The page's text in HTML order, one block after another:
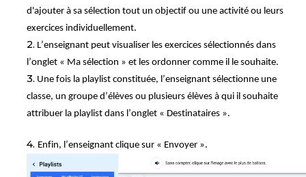
d'ajouter à sa sélection tout un objectif ou une activité ou leurs
exercices individuellement.
2. L’enseignant peut visualiser les exercices sélectionnés dans
l’onglet « Ma sélection » et les ordonner comme il le souhaite.
3. Une fois la playlist constituée, l’enseignant sélectionne une
classe, un groupe d’élèves ou plusieurs élèves à qui il souhaite
attribuer la playlist dans l’onglet « Destinataires ».
4. Enfin, l’enseignant clique sur « Envoyer ».